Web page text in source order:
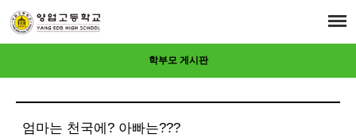
학부모 게시판
엄마는 천국에? 아빠는???